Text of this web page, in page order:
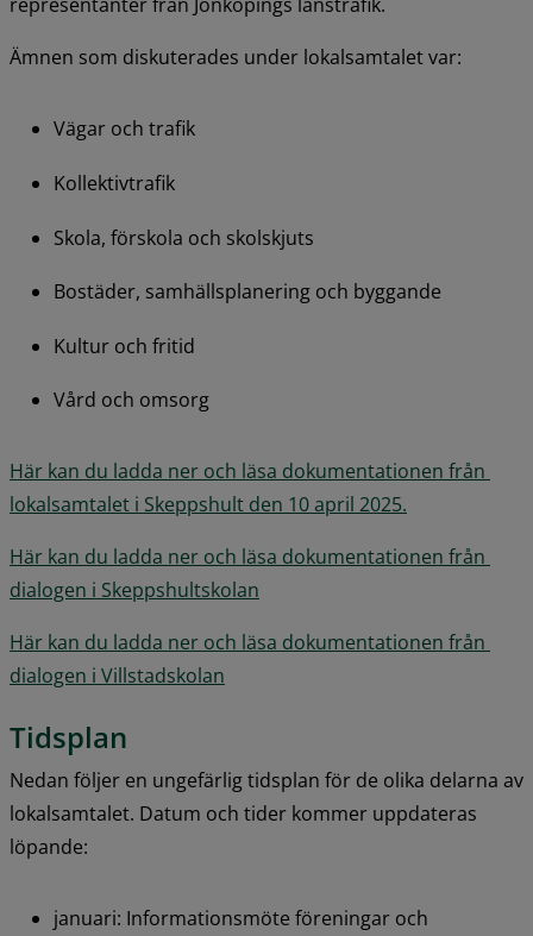
representanter från Jönköpings länstrafik.
Ämnen som diskuterades under lokalsamtalet var:
Vägar och trafik
Kollektivtrafik
Skola, förskola och skolskjuts
Bostäder, samhällsplanering och byggande
Kultur och fritid
Vård och omsorg
Här kan du ladda ner och läsa dokumentationen från
lokalsamtalet i Skeppshult den 10 april 2025.
Här kan du ladda ner och läsa dokumentationen från
dialogen i Skeppshultskolan
Här kan du ladda ner och läsa dokumentationen från
dialogen i Villstadskolan
Tidsplan
Nedan följer en ungefärlig tidsplan för de olika delarna av
lokalsamtalet. Datum och tider kommer uppdateras
löpande:
januari: Informationsmöte föreningar och